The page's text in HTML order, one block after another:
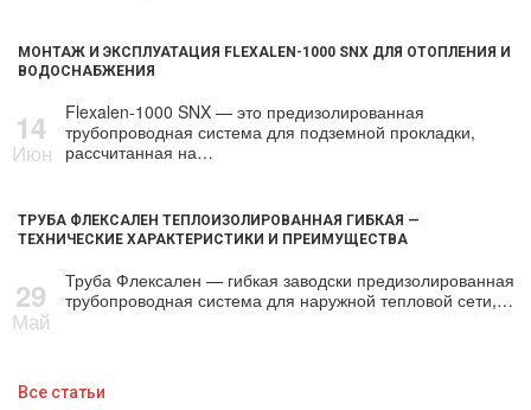
МОНТАЖ И ЭКСПЛУАТАЦИЯ FLEXALEN-1000 SNX ДЛЯ ОТОПЛЕНИЯ И
ВОДОСНАБЖЕНИЯ
14
Июн
Flexalen-1000 SNX — это предизолированная
трубопроводная система для подземной прокладки,
рассчитанная на…
ТРУБА ФЛЕКСАЛЕН ТЕПЛОИЗОЛИРОВАННАЯ ГИБКАЯ —
ТЕХНИЧЕСКИЕ ХАРАКТЕРИСТИКИ И ПРЕИМУЩЕСТВА
29
Май
Труба Флексален — гибкая заводски предизолированная
трубопроводная система для наружной тепловой сети,…
Все статьи